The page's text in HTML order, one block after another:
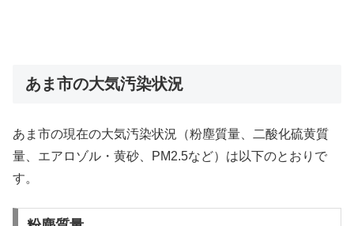
あま市の大気汚染状況
あま市の現在の大気汚染状況（粉塵質量、二酸化硫黄質
量、エアロゾル・黄砂、PM2.5など）は以下のとおりで
す。